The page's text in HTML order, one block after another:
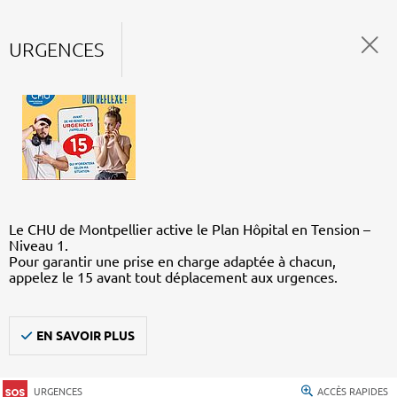
URGENCES
Le CHU de Montpellier active le Plan Hôpital en Tension –
Niveau 1.
Pour garantir une prise en charge adaptée à chacun,
appelez le 15 avant tout déplacement aux urgences.
EN SAVOIR PLUS
URGENCES ACCÈS RAPIDES